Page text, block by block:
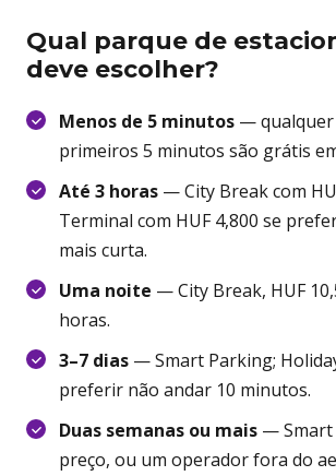
Qual parque de
deve escolher?
Menos de 5 minutos — qualquer
primeiros 5 minutos são grátis
Até 3 horas — City Break com
Terminal com HUF 4,800 se
mais curta.
Uma noite — City Break, HUF
horas.
3–7 dias — Smart Parking;
preferir não andar 10 minutos.
Duas semanas ou mais — Smart
preço, ou um operador fora do